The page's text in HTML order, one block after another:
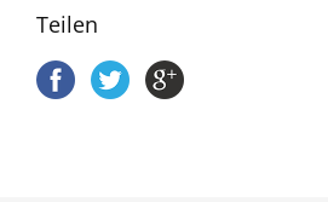
Teilen